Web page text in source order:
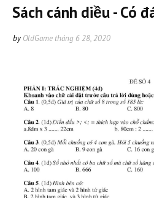
Sách cánh diều - Có
by OldGame tháng 6 28, 2020